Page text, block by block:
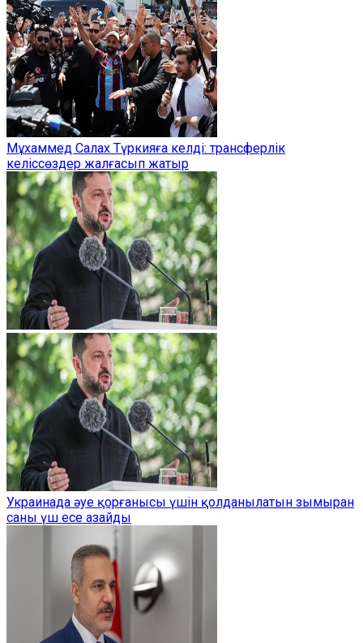
Мұхаммед Салах Түркияға келді: трансферлік
келіссөздер жалғасып жатыр
Украинада әуе қорғанысы үшін қолданылатын зымыран
саны үш есе азайды